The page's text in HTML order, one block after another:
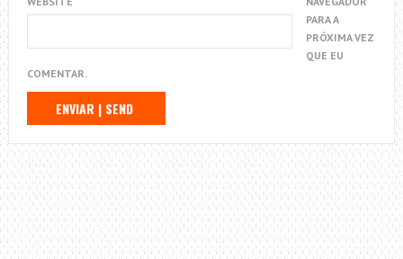
PARA A
PRÓXIMA VEZ
QUE EU
COMENTAR.